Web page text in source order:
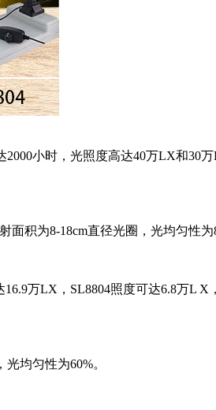
小时，光照度高达40万LX和30
积为8-18cm直径光圈，光均匀性为
万LX，SL8804照度可达6.8万L
均匀性为60%。